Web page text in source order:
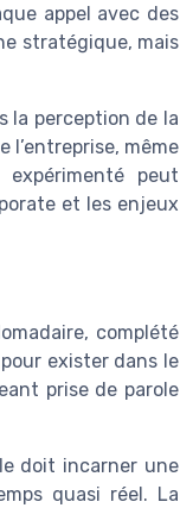
appel avec des
stratégique, mais
la perception de la
l’entreprise, même
peut
et les enjeux
complété
exister dans le
prise de parole
doit incarner une
quasi réel. La